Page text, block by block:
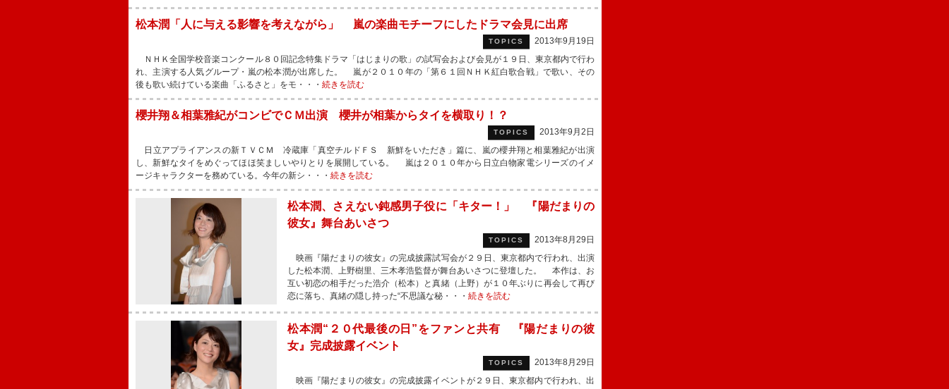
松本潤「人に与える影響を考えながら」 嵐の楽曲モチーフにしたドラマ会見に出席
TOPICS
2013年9月19日
ＮＨＫ全国学校音楽コンクール８０回記念特集ドラマ「はじまりの歌」の試写会および会見が１９日、東京都内で行わ
れ、主演する人気グループ・嵐の松本潤が出席した。 嵐が２０１０年の「第６１回ＮＨＫ紅白歌合戦」で歌い、その
後も歌い続けている楽曲「ふるさと」をモ・・・ 続きを読む
櫻井翔＆相葉雅紀がコンビでＣＭ出演 櫻井が相葉からタイを横取り！？
TOPICS
2013年9月2日
日立アプライアンスの新ＴＶＣＭ 冷蔵庫「真空チルドＦＳ 新鮮をいただき」篇に、嵐の櫻井翔と相葉雅紀が出演
し、新鮮なタイをめぐってほほ笑ましいやりとりを展開している。 嵐は２０１０年から日立白物家電シリーズのイメ
ージキャラクターを務めている。今年の新シ・・・ 続きを読む
松本潤、さえない鈍感男子役に「キター！」 『陽だまりの
彼女』舞台あいさつ
TOPICS
2013年8月29日
映画『陽だまりの彼女』の完成披露試写会が２９日、東京都内で行われ、出演
した松本潤、上野樹里、三木孝浩監督が舞台あいさつに登壇した。 本作は、お
互い初恋の相手だった浩介（松本）と真緒（上野）が１０年ぶりに再会して再び
恋に落ち、真緒の隠し持った“不思議な秘・・・ 続きを読む
松本潤“２０代最後の日”をファンと共有 『陽だまりの彼
女』完成披露イベント
TOPICS
2013年8月29日
映画『陽だまりの彼女』の完成披露イベントが２９日、東京都内で行われ、出